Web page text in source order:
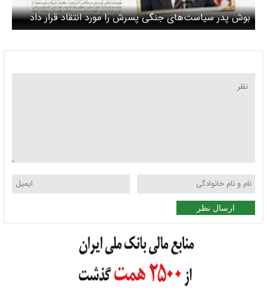
بوش پدر سیاست‌های جنگی پسرش را مورد انتقاد قرار داد
ارسال نظر